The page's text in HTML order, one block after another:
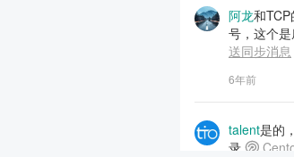
阿龙和
号，这个
送同步消息
6年前
talent是的
录